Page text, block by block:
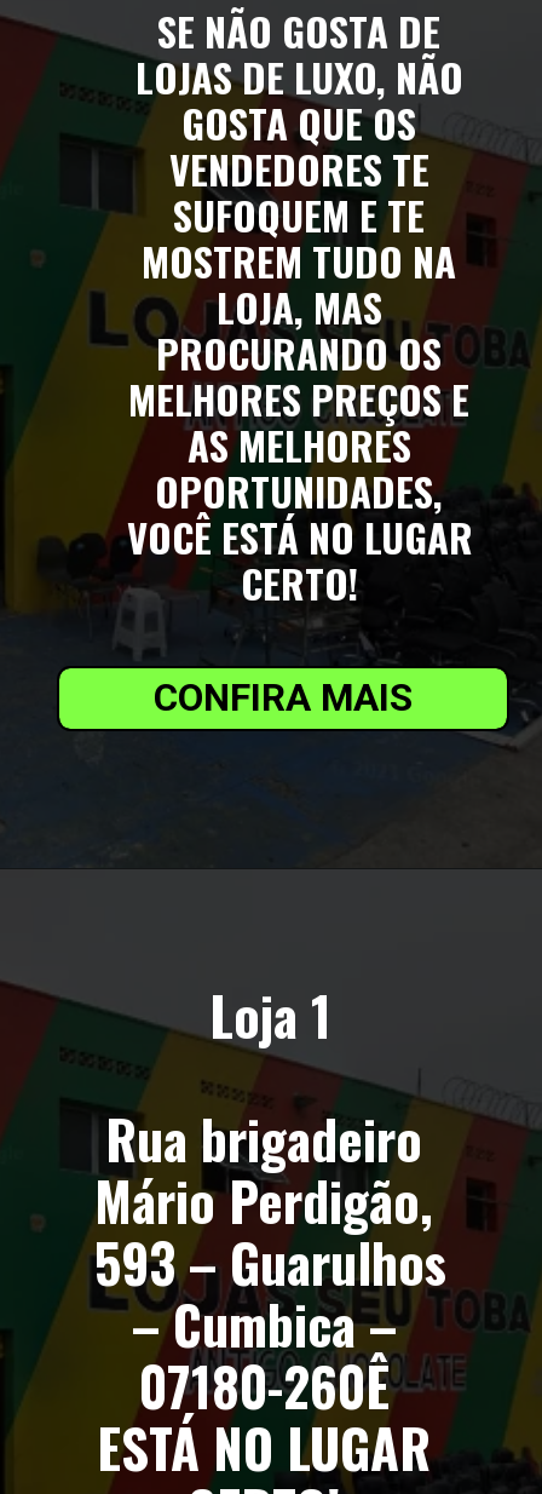
SE NÃO GOSTA DE
LOJAS DE LUXO, NÃO
GOSTA QUE OS
VENDEDORES TE
SUFOQUEM E TE
MOSTREM TUDO NA
LOJA, MAS
PROCURANDO OS
MELHORES PREÇOS E
AS MELHORES
OPORTUNIDADES,
VOCÊ ESTÁ NO LUGAR
CERTO!
CONFIRA MAIS
Loja 1
Rua brigadeiro
Mário Perdigão,
593 – Guarulhos
– Cumbica –
07180-260Ê
ESTÁ NO LUGAR